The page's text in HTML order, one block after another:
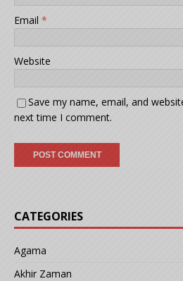
Email *
Website
Save my name, email, and
next time I comment.
CATEGORIES
Agama
Akhir Zaman